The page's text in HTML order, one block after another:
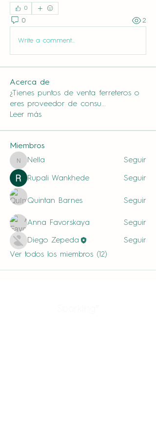
0
0 2
Write a comment...
Acerca de
¿Tienes puntos de venta ferreteros o
eres proveedor de consu...
Leer más
Miembros
Nella
Nella Seguir
Rupali Wankhede Seguir
Quintan Barnes Seguir
Anna Favorskaya Seguir
Diego Zepeda
Seguir
Ver todos los miembros (12)